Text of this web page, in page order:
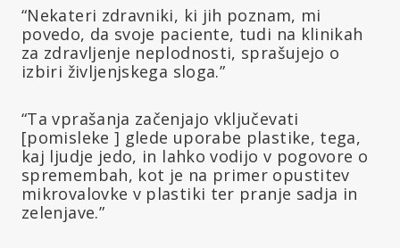
“Nekateri zdravniki, ki jih poznam, mi
povedo, da svoje paciente, tudi na klinikah
za zdravljenje neplodnosti, sprašujejo o
izbiri življenjskega sloga.”
“Ta vprašanja začenjajo vključevati
[pomisleke ] glede uporabe plastike, tega,
kaj ljudje jedo, in lahko vodijo v pogovore o
spremembah, kot je na primer opustitev
mikrovalovke v plastiki ter pranje sadja in
zelenjave.”